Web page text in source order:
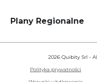
Plany Regionalne
2026 Quibity Srl -
Polityka prywatności